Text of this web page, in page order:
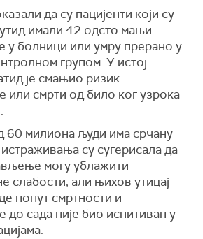
да су пацијенти који су
имали 42 одсто мањи
у болници или умру прерано у
групом. У истој
је смањио ризик
или смрти од било ког узрока
60 милиона људи има срчану
истраживања су сугерисала да
могу ублажити
слабости, али њихов утицај
попут смртности и
до сада није био испитиван у